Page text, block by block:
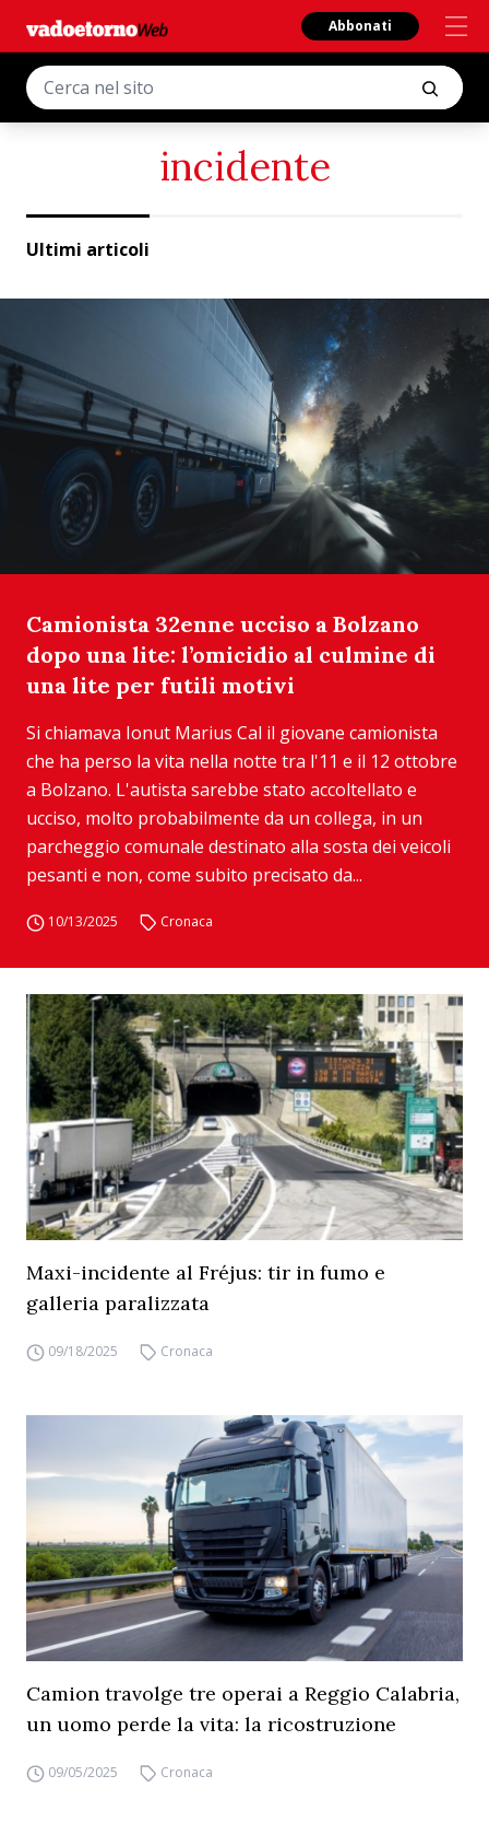
Abbonati
incidente
Ultimi articoli
Camionista 32enne ucciso a Bolzano
dopo una lite: l’omicidio al culmine di
una lite per futili motivi
Si chiamava Ionut Marius Cal il giovane camionista
che ha perso la vita nella notte tra l'11 e il 12 ottobre
a Bolzano. L'autista sarebbe stato accoltellato e
ucciso, molto probabilmente da un collega, in un
parcheggio comunale destinato alla sosta dei veicoli
pesanti e non, come subito precisato da...
10/13/2025 Cronaca
Maxi-incidente al Fréjus: tir in fumo e
galleria paralizzata
09/18/2025 Cronaca
Camion travolge tre operai a Reggio Calabria,
un uomo perde la vita: la ricostruzione
09/05/2025 Cronaca